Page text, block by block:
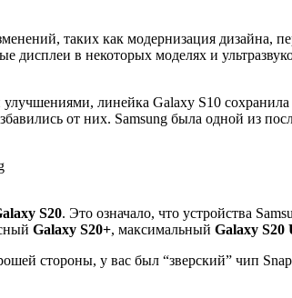
таких как модернизация дизайна,
в некоторых моделях и
линейка Galaxy S10
от них. Samsung была одной из
S20. Это означало, что устройства
Galaxy S20+, максимальный Galaxy S20
стороны, у вас был “зверский” чип